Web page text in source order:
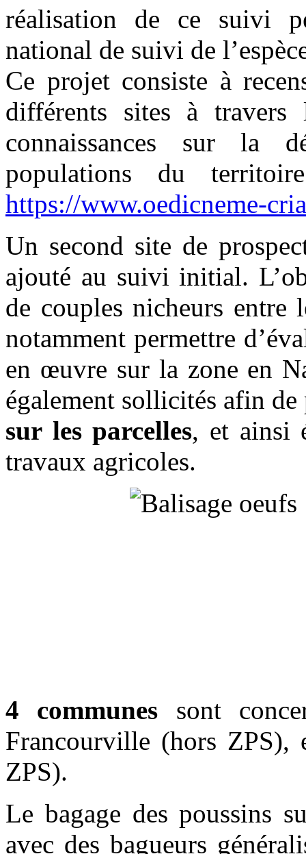
réalisation de ce suivi
national de suivi de
Ce projet consiste à
différents sites à
connaissances sur la
populations du
https://www.oedicneme-
Un second site de
ajouté au suivi initial.
de couples nicheurs entre
notamment permettre
en œuvre sur la zone en
également sollicités afin
sur les parcelles, et ainsi
travaux agricoles.
4 communes sont
Francourville (hors
ZPS).
Le bagage des poussins
avec des bagueurs